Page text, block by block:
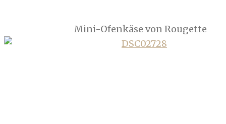
Mini-Ofenkäse von Rougette